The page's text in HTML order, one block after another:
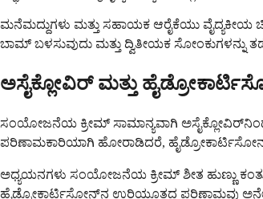
ಮನೆಮದ್ದುಗಳು ಮತ್ತು ಸಹಾಯಕ ಆರೈಕೆಯು
ಬಾಮ್ ಬಳಸುವುದು ಮತ್ತು ದ್ವಿತೀಯಕ ಸೋಂಕುಗಳನ್ನು
ಅಸೈಕ್ಲೋವಿರ್ ಮತ್ತು
ಸಂಯೋಜನೆಯ ಕ್ರೀಮ್ ಸಾಮಾನ್ಯವಾಗಿ
ಪರಿಣಾಮಕಾರಿಯಾಗಿ ಹೋರಾಡಿದರೆ, ಹೈಡ್ರೋಕಾರ್ಟಿಸೋನ್
ಅಧ್ಯಯನಗಳು ಸಂಯೋಜನೆಯ ಕ್ರೀಮ್ ಶೀತ ಹುಣ್ಣು
ಹೈಡ್ರೋಕಾರ್ಟಿಸೋನ್‌ನ ಉರಿಯೂತದ ಪರಿಣಾಮವು ಅನೇಕ